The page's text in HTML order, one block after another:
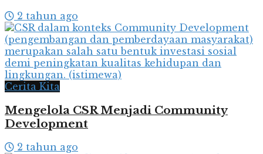
2 tahun ago
Cerita Kita
Mengelola CSR Menjadi Community
Development
2 tahun ago